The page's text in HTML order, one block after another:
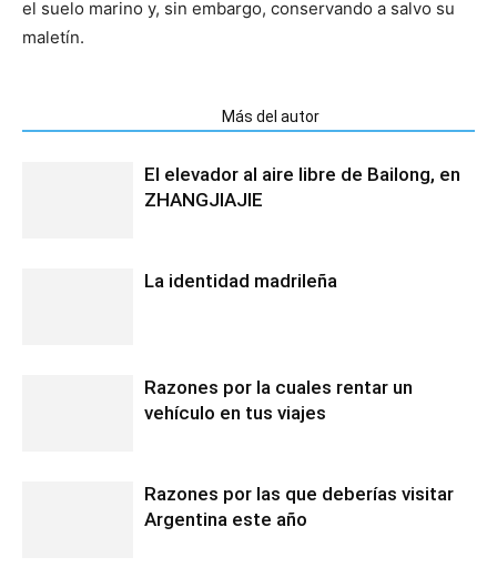
el suelo marino y, sin embargo, conservando a salvo su
maletín.
Más del autor
El elevador al aire libre de Bailong, en
ZHANGJIAJIE
La identidad madrileña
Razones por la cuales rentar un
vehículo en tus viajes
Razones por las que deberías visitar
Argentina este año